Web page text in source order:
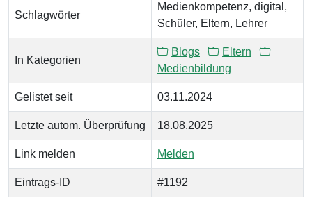
Schlagwörter
Medienkompetenz, digital,
Schüler, Eltern, Lehrer
In Kategorien
Blogs
Eltern
Medienbildung
Gelistet seit 03.11.2024
Letzte autom. Überprüfung 18.08.2025
Link melden Melden
Eintrags-ID #1192